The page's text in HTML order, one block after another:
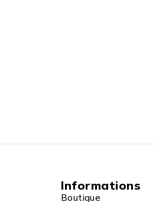
Informations
Boutique